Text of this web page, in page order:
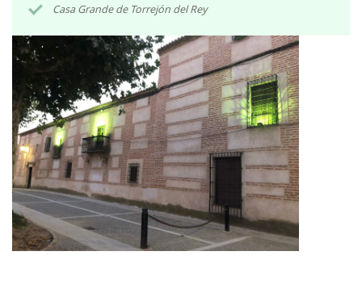
Casa Grande de Torrejón del Rey